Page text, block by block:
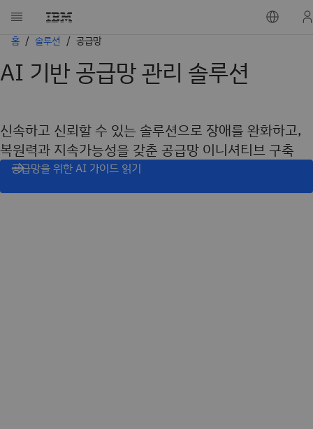
홈 솔루션 공급망
AI 기반 공급망 관리 솔루션
신속하고 신뢰할 수 있는 솔루션으로 장애를 완화하고,
복원력과 지속가능성을 갖춘 공급망 이니셔티브 구축
공급망을 위한 AI 가이드 읽기